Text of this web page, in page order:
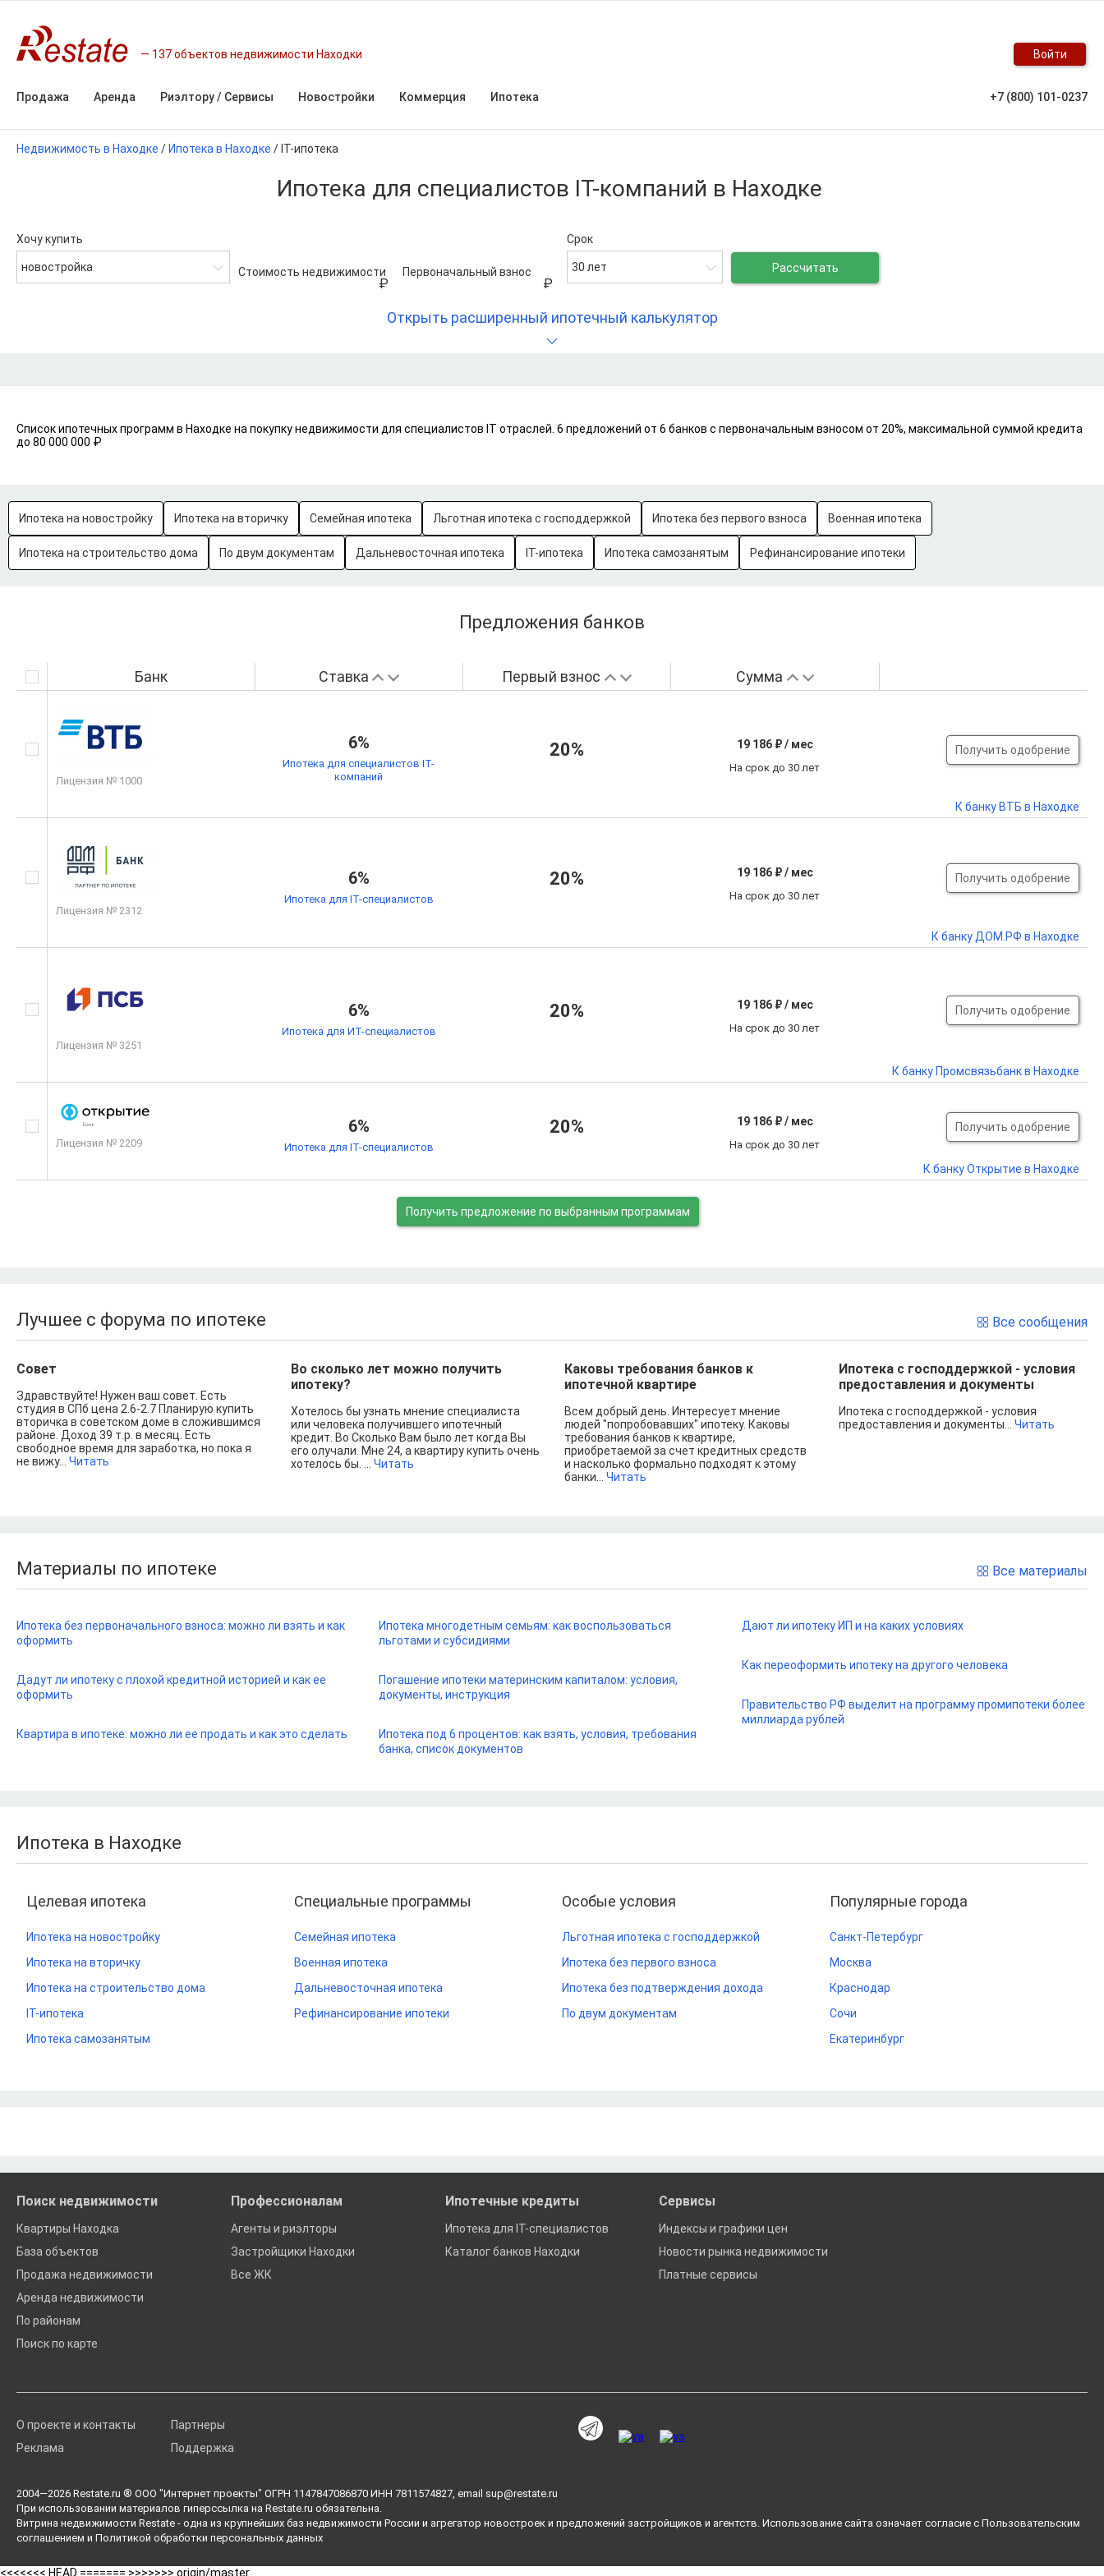
137 объектов недвижимости Находки Войти
Продажа Аренда Риэлтору / Сервисы Новостройки Коммерция Ипотека +7 (800) 101-0237
Недвижимость в Находке / Ипотека в Находке / IT-ипотека
Ипотека для специалистов IT-компаний в Находке
Хочу купить
новостройка Стоимость недвижимости Первоначальный взнос
Срок
30 лет Рассчитать
Открыть расширенный ипотечный калькулятор
Список ипотечных программ в Находке на покупку недвижимости для специалистов IT отраслей. 6 предложений от 6 банков с первоначальным взносом от 20%, максимальной суммой кредита
до 80 000 000 ₽
Ипотека на новостройку Ипотека на вторичку Семейная ипотека Льготная ипотека с господдержкой Ипотека без первого взноса Военная ипотека
Ипотека на строительство дома По двум документам Дальневосточная ипотека IT-ипотека Ипотека самозанятым Рефинансирование ипотеки
Предложения банков
Банк Ставка Первый взнос Сумма
Лицензия № 1000
6%
Ипотека для специалистов IT-
компаний
20% 19 186 ₽ / мес
На срок до 30 лет
Получить одобрение
К банку ВТБ в Находке
Лицензия № 2312
6%
Ипотека для IT-специалистов
20% 19 186 ₽ / мес
На срок до 30 лет
Получить одобрение
К банку ДОМ.РФ в Находке
Лицензия № 3251
6%
Ипотека для ИТ-специалистов
20% 19 186 ₽ / мес
На срок до 30 лет
Получить одобрение
К банку Промсвязьбанк в Находке
Лицензия № 2209
6%
Ипотека для IT-специалистов
20% 19 186 ₽ / мес
На срок до 30 лет
Получить одобрение
К банку Открытие в Находке
Получить предложение по выбранным программам
Все сообщения
Лучшее с форума по ипотеке
Совет
Здравствуйте! Нужен ваш совет. Есть
студия в СПб цена 2.6-2.7 Планирую купить
вторичка в советском доме в сложившимся
районе. Доход 39 т.р. в месяц. Есть
свободное время для заработка, но пока я
не вижу... Читать
Во сколько лет можно получить
ипотеку?
Хотелось бы узнать мнение специалиста
или человека получившего ипотечный
кредит. Во Сколько Вам было лет когда Вы
его олучали. Мне 24, а квартиру купить очень
хотелось бы. ... Читать
Каковы требования банков к
ипотечной квартире
Всем добрый день. Интересует мнение
людей "попробовавших" ипотеку. Каковы
требования банков к квартире,
приобретаемой за счет кредитных средств
и насколько формально подходят к этому
банки... Читать
Ипотека с господдержкой - условия
предоставления и документы
Ипотека с господдержкой - условия
предоставления и документы... Читать
Все материалы
Материалы по ипотеке
Ипотека без первоначального взноса: можно ли взять и как
оформить
Дадут ли ипотеку с плохой кредитной историей и как ее
оформить
Квартира в ипотеке: можно ли ее продать и как это сделать
Ипотека многодетным семьям: как воспользоваться
льготами и субсидиями
Погашение ипотеки материнским капиталом: условия,
документы, инструкция
Ипотека под 6 процентов: как взять, условия, требования
банка, список документов
Дают ли ипотеку ИП и на каких условиях
Как переоформить ипотеку на другого человека
Правительство РФ выделит на программу промипотеки более
миллиарда рублей
Ипотека в Находке
Целевая ипотека
Ипотека на новостройку
Ипотека на вторичку
Ипотека на строительство дома
IT-ипотека
Ипотека самозанятым
Специальные программы
Семейная ипотека
Военная ипотека
Дальневосточная ипотека
Рефинансирование ипотеки
Особые условия
Льготная ипотека с господдержкой
Ипотека без первого взноса
Ипотека без подтверждения дохода
По двум документам
Популярные города
Санкт-Петербург
Москва
Краснодар
Сочи
Екатеринбург
Поиск недвижимости
Квартиры Находка
База объектов
Продажа недвижимости
Аренда недвижимости
По районам
Поиск по карте
Профессионалам
Агенты и риэлторы
Застройщики Находки
Все ЖК
Ипотечные кредиты
Ипотека для IT-специалистов
Каталог банков Находки
Сервисы
Индексы и графики цен
Новости рынка недвижимости
Платные сервисы
О проекте и контакты
Реклама
Партнеры
Поддержка
2004—2026 Restate.ru ® ООО "Интернет проекты" ОГРН 1147847086870 ИНН 7811574827, email sup@restate.ru
При использовании материалов гиперссылка на Restate.ru обязательна.
Витрина недвижимости Restate - одна из крупнейших баз недвижимости России и агрегатор новостроек и предложений застройщиков и агентств. Использование сайта означает согласие с Пользовательским
соглашением и Политикой обработки персональных данных
<<<<<<< HEAD ======= >>>>>>> origin/master